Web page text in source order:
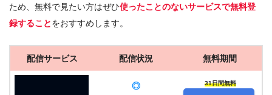
ため、無料で見たい方はぜひ使ったことのないサービスで無料登
録することをおすすめします。
配信サービス 配信状況 無料期間
◎ 31日間無料